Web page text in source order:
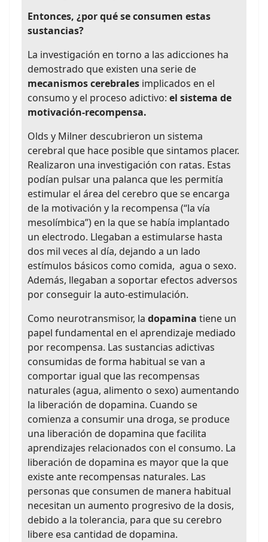
Entonces, ¿por qué se consumen estas
sustancias?
La investigación en torno a las adicciones ha
demostrado que existen una serie de
mecanismos cerebrales implicados en el
consumo y el proceso adictivo: el sistema de
motivación-recompensa.
Olds y Milner descubrieron un sistema
cerebral que hace posible que sintamos placer.
Realizaron una investigación con ratas. Estas
podían pulsar una palanca que les permitía
estimular el área del cerebro que se encarga
de la motivación y la recompensa (“la vía
mesolímbica”) en la que se había implantado
un electrodo. Llegaban a estimularse hasta
dos mil veces al día, dejando a un lado
estímulos básicos como comida, agua o sexo.
Además, llegaban a soportar efectos adversos
por conseguir la auto-estimulación.
Como neurotransmisor, la dopamina tiene un
papel fundamental en el aprendizaje mediado
por recompensa. Las sustancias adictivas
consumidas de forma habitual se van a
comportar igual que las recompensas
naturales (agua, alimento o sexo) aumentando
la liberación de dopamina. Cuando se
comienza a consumir una droga, se produce
una liberación de dopamina que facilita
aprendizajes relacionados con el consumo. La
liberación de dopamina es mayor que la que
existe ante recompensas naturales. Las
personas que consumen de manera habitual
necesitan un aumento progresivo de la dosis,
debido a la tolerancia, para que su cerebro
libere esa cantidad de dopamina.